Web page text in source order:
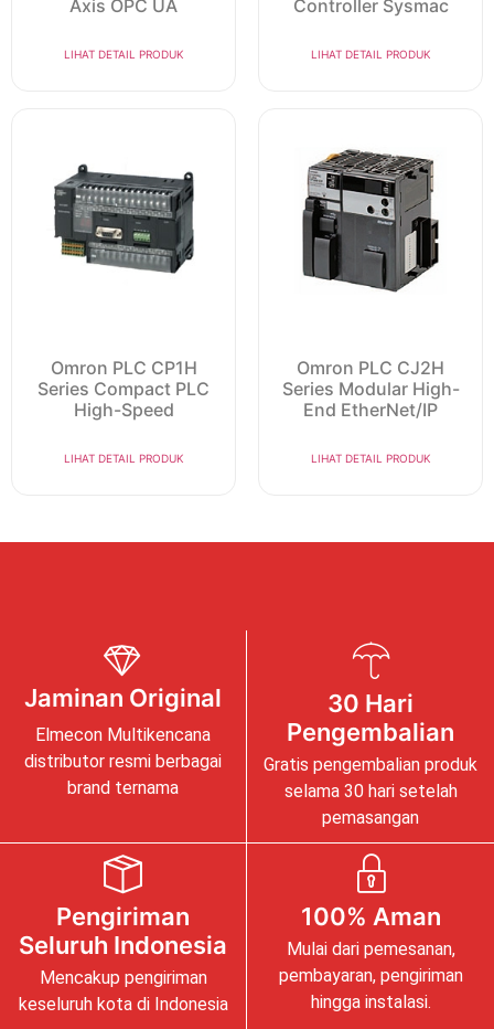
Axis OPC UA
LIHAT DETAIL PRODUK
Controller Sysmac
LIHAT DETAIL PRODUK
Omron PLC CP1H
Series Compact PLC
High-Speed
LIHAT DETAIL PRODUK
Omron PLC CJ2H
Series Modular High-
End EtherNet/IP
LIHAT DETAIL PRODUK
Jaminan Original
Elmecon Multikencana
distributor resmi berbagai
brand ternama
30 Hari
Pengembalian
Gratis pengembalian produk
selama 30 hari setelah
pemasangan
Pengiriman
Seluruh Indonesia
Mencakup pengiriman
keseluruh kota di Indonesia
100% Aman
Mulai dari pemesanan,
pembayaran, pengiriman
hingga instalasi.